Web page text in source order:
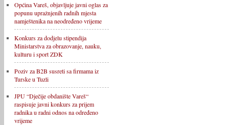
Općina Vareš, objavljuje javni oglas za
popunu upražnjenih radnih mjesta
namještenika na neodređeno vrijeme
Konkurs za dodjelu stipendija
Ministarstva za obrazovanje, nauku,
kulturu i sport ZDK
Poziv za B2B susreti sa firmama iz
Turske u Tuzli
JPU “Dječije obdanište Vareš“
raspisuje javni konkurs za prijem
radnika u radni odnos na određeno
vrijeme